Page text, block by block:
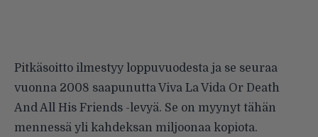
Pitkäsoitto ilmestyy loppuvuodesta ja se seuraa
vuonna 2008 saapunutta Viva La Vida Or Death
And All His Friends -levyä. Se on myynyt tähän
mennessä yli kahdeksan miljoonaa kopiota.